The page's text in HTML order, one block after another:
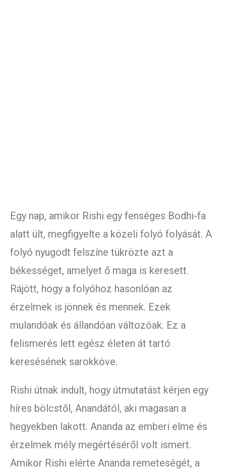
Egy nap, amikor Rishi egy fenséges Bodhi-fa
alatt ült, megfigyelte a közeli folyó folyását. A
folyó nyugodt felszíne tükrözte azt a
békességet, amelyet ő maga is keresett.
Rájött, hogy a folyóhoz hasonlóan az
érzelmek is jönnek és mennek. Ezek
mulandóak és állandóan változóak. Ez a
felismerés lett egész életen át tartó
keresésének sarokköve.
Rishi útnak indult, hogy útmutatást kérjen egy
híres bölcstől, Anandától, aki magasan a
hegyekben lakott. Ananda az emberi elme és
érzelmek mély megértéséről volt ismert.
Amikor Rishi elérte Ananda remeteségét, a